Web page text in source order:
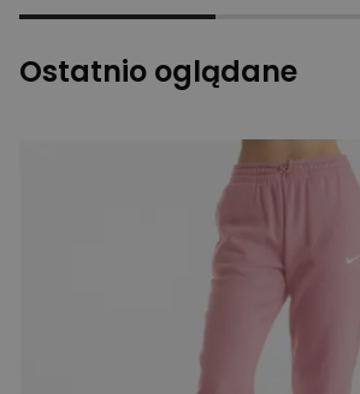
Ostatnio oglądane